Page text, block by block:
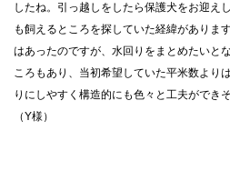
したね。引っ越しをしたら保護犬をお迎え
も飼えるところを探していた経緯がありま
はあったのですが、水回りをまとめたいと
ころもあり、当初希望していた平米数より
りにしやすく構造的にも色々と工夫ができ
（Y様）